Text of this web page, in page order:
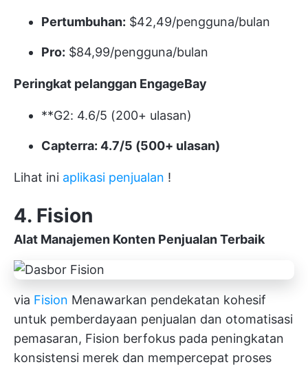
Pertumbuhan: $42,49/pengguna/bulan
Pro: $84,99/pengguna/bulan
Peringkat pelanggan EngageBay
**G2: 4.6/5 (200+ ulasan)
Capterra: 4.7/5 (500+ ulasan)
Lihat ini aplikasi penjualan !
4. Fision
Alat Manajemen Konten Penjualan Terbaik
via Fision Menawarkan pendekatan kohesif
untuk pemberdayaan penjualan dan otomatisasi
pemasaran, Fision berfokus pada peningkatan
konsistensi merek dan mempercepat proses